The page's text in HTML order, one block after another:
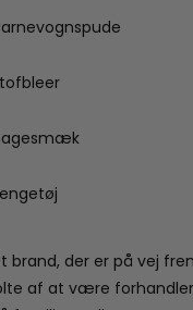
brand, der er på vej
af at være